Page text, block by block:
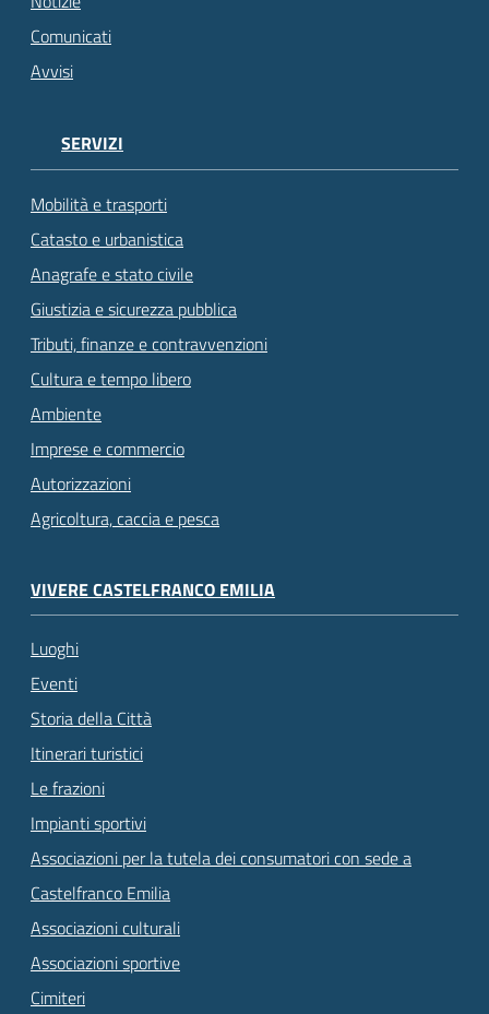
Comunicati
Avvisi
SERVIZI
Mobilità e trasporti
Catasto e urbanistica
Anagrafe e stato civile
Giustizia e sicurezza pubblica
Tributi, finanze e contravvenzioni
Cultura e tempo libero
Ambiente
Imprese e commercio
Autorizzazioni
Agricoltura, caccia e pesca
VIVERE CASTELFRANCO EMILIA
Luoghi
Eventi
Storia della Città
Itinerari turistici
Le frazioni
Impianti sportivi
Associazioni per la tutela dei consumatori con sede a
Castelfranco Emilia
Associazioni culturali
Associazioni sportive
Cimiteri